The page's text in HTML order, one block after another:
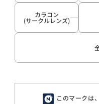
カラコン
(サークルレンズ)
このマークは